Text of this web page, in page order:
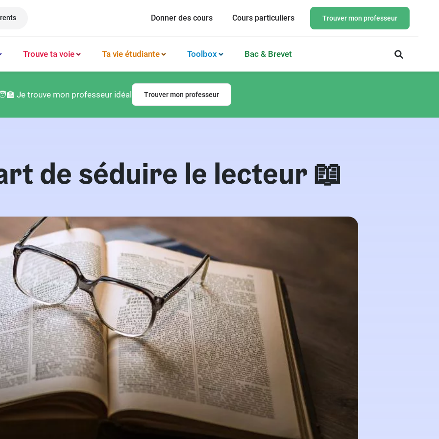
Donner des cours Cours particuliers Trouver mon professeur
Trouve ta voie Ta vie étudiante Toolbox Bac & Brevet
Je trouve mon professeur idéal Trouver mon professeur
de séduire le lecteur 📖